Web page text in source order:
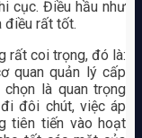
cục. Điều hầu như
điều rất tốt.
rất coi trọng, đó là:
quan quản lý cấp
là quan trọng
đôi chút, việc áp
tiên tiến vào hoạt